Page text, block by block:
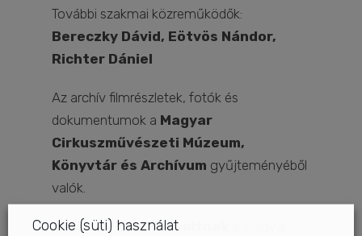
További szakmai közreműködők:
Bereczky Dávid, Eötvös Nándor,
Richter Dániel
Az archív filmrészletek, fotók és
dokumentumok a Magyar
Cirkuszművészeti Múzeum,
Könyvtár és Archívum gyűjteményéből
valók.
Köszönjük Závori Zsoltnak
Cookie (süti) használat